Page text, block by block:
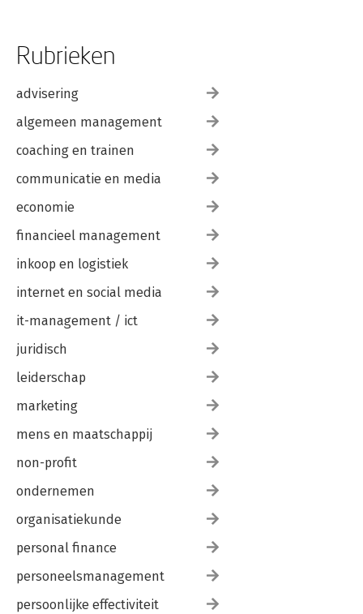
Rubrieken
advisering
algemeen management
coaching en trainen
communicatie en media
economie
financieel management
inkoop en logistiek
internet en social media
it-management / ict
juridisch
leiderschap
marketing
mens en maatschappij
non-profit
ondernemen
organisatiekunde
personal finance
personeelsmanagement
persoonlijke effectiviteit